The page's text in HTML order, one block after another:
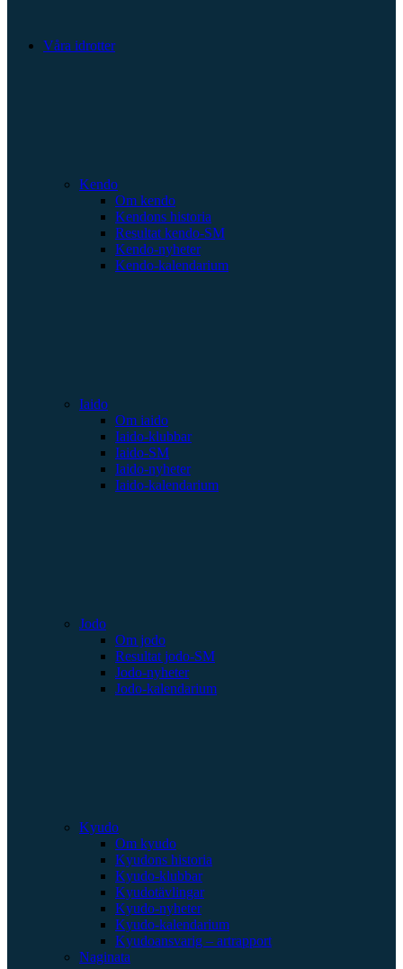
Våra idrotter
Kendo
Om kendo
Kendons historia
Resultat kendo-SM
Kendo-nyheter
Kendo-kalendarium
Iaido
Om iaido
Iaido-klubbar
Iaido-SM
Iaido-nyheter
Iaido-kalendarium
Jodo
Om jodo
Resultat jodo-SM
Jodo-nyheter
Jodo-kalendarium
Kyudo
Om kyudo
Kyudons historia
Kyudo-klubbar
Kyudotävlingar
Kyudo-nyheter
Kyudo-kalendarium
Kyudoansvarig – artrapport
Naginata